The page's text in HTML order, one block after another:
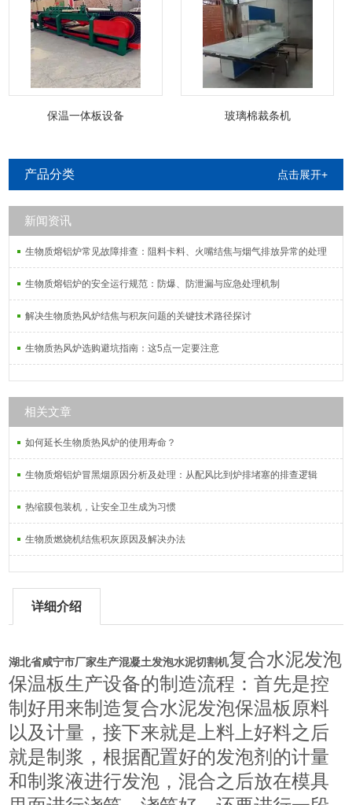
保温一体板设备 玻璃棉裁条机
产品分类 点击展开+
新闻资讯
生物质熔铝炉常见故障排查：阻料卡料、火嘴结焦与烟气排放异常的处理
生物质熔铝炉的安全运行规范：防爆、防泄漏与应急处理机制
解决生物质热风炉结焦与积灰问题的关键技术路径探讨
生物质热风炉选购避坑指南：这5点一定要注意
相关文章
如何延长生物质热风炉的使用寿命？
生物质熔铝炉冒黑烟原因分析及处理：从配风比到炉排堵塞的排查逻辑
热缩膜包装机，让安全卫生成为习惯
生物质燃烧机结焦积灰原因及解决办法
详细介绍
湖北省咸宁市厂家生产混凝土发泡水泥切割机复合水泥发泡
保温板生产设备的制造流程：首先是控
制好用来制造复合水泥发泡保温板原料
以及计量，接下来就是上料上好料之后
就是制浆，根据配置好的发泡剂的计量
和制浆液进行发泡，混合之后放在模具